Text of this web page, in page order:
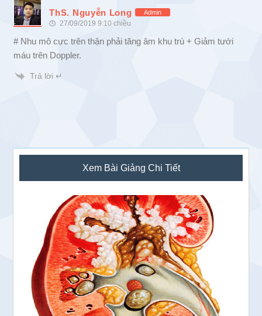
ThS. Nguyễn Long Admin
27/09/2019 9:10 chiều
# Nhu mô cực trên thận phải tăng âm khu trú + Giảm tưới
máu trên Doppler.
Trả lời ↵
Sidebar
chính
Xem Bài Giảng Chi Tiết